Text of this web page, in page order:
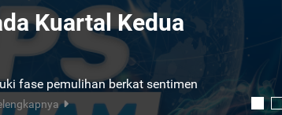
2026: Cuan dari
Kemahalan
adalah indeks saham di Bursa
yang terdaftar:
Selengkapnya